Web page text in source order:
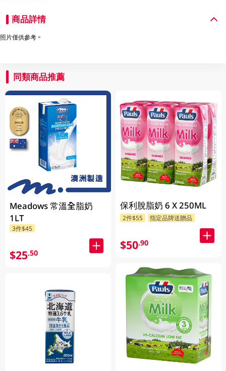
商品詳情
照片僅供參考。
同類商品推薦
Meadows 常溫全脂奶
1LT
3件$45
$25.50
保利脫脂奶 6 X 250ML
2件$55 指定品牌送贈品
$50.90